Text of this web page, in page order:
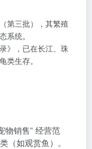
第三批），其繁殖
系统。
》，已在长江、珠
类生存。
物销售” 经营范
（如观赏鱼）。